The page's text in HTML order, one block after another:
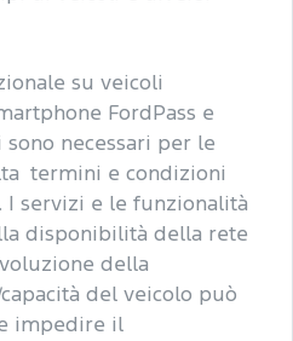
su veicoli
FordPass e
necessari per le
termini e condizioni
I servizi e le funzionalità
disponibilità della rete
della
del veicolo può
impedire il